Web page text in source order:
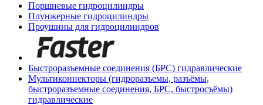
Поршневые гидроцилиндры
Плунжерные гидроцилиндры
Проушины для гидроцилиндров
Быстроразъемные соединения (БРС) гидравлические
Мультиконнекторы (гидроразъемы, разъёмы,
быстроразъемные соединения, БРС, быстросъёмы)
гидравлические